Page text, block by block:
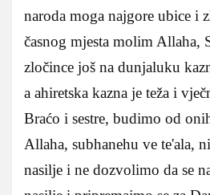
naroda moga najgore ubice i
časnog mjesta molim Allaha,
zločince još na dunjaluku
a ahiretska kazna je teža i
Braćo i sestre, budimo od
Allaha, subhanehu ve te'ala,
nasilje i ne dozvolimo da se